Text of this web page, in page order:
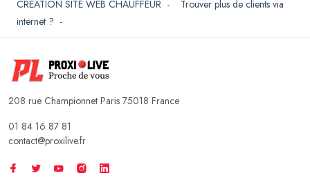
CREATION SITE WEB CHAUFFEUR - Trouver plus de clients via
internet ? -
208 rue Championnet Paris 75018 France
01 84 16 87 81
contact@proxilive.fr